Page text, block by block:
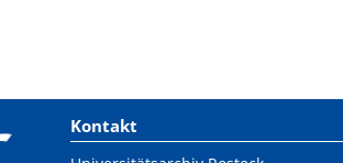
Kontakt